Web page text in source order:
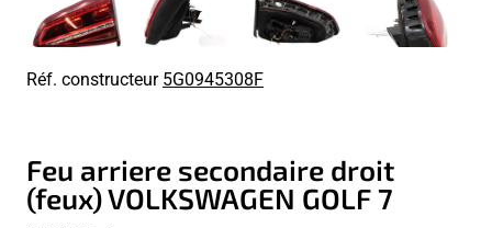
Réf. constructeur5G0945308F
Feu arriere secondaire droit
(feux) VOLKSWAGEN GOLF 7